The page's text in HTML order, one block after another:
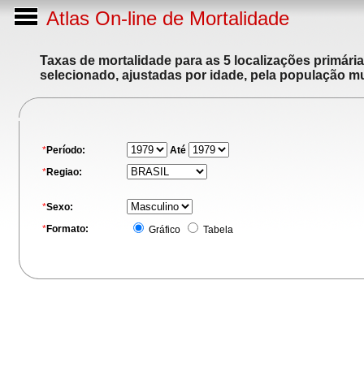
Atlas On-line de Mortalidade
Taxas de mortalidade para as 5 localizações
selecionado, ajustadas por idade, pela população
*Período:
Até
*Regiao:
*Sexo:
*Formato: Gráfico Tabela